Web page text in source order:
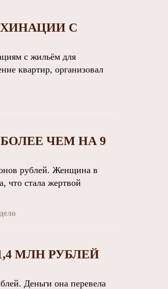
С
с жильём для
квартир, организовал
ЧЕМ НА 9
рублей. Женщина в
что стала жертвой
МЛН РУБЛЕЙ
Деньги она перевела